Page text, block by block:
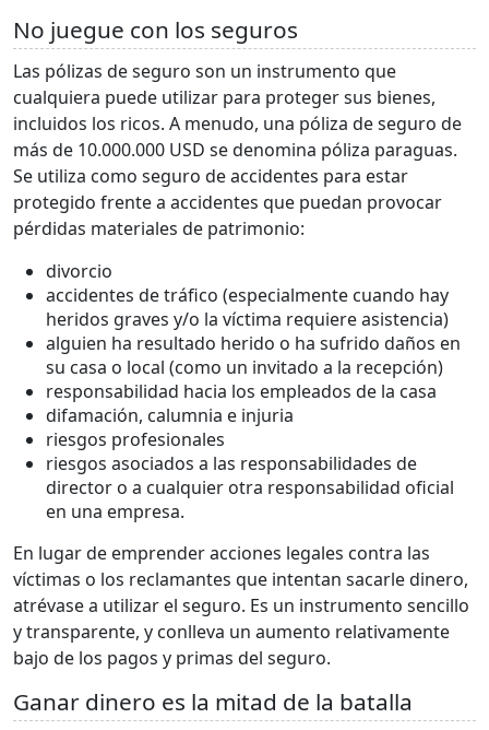
No juegue con los seguros
Las pólizas de seguro son un instrumento que
cualquiera puede utilizar para proteger sus bienes,
incluidos los ricos. A menudo, una póliza de seguro de
más de 10.000.000 USD se denomina póliza paraguas.
Se utiliza como seguro de accidentes para estar
protegido frente a accidentes que puedan provocar
pérdidas materiales de patrimonio:
divorcio
accidentes de tráfico (especialmente cuando hay
heridos graves y/o la víctima requiere asistencia)
alguien ha resultado herido o ha sufrido daños en
su casa o local (como un invitado a la recepción)
responsabilidad hacia los empleados de la casa
difamación, calumnia e injuria
riesgos profesionales
riesgos asociados a las responsabilidades de
director o a cualquier otra responsabilidad oficial
en una empresa.
En lugar de emprender acciones legales contra las
víctimas o los reclamantes que intentan sacarle dinero,
atrévase a utilizar el seguro. Es un instrumento sencillo
y transparente, y conlleva un aumento relativamente
bajo de los pagos y primas del seguro.
Ganar dinero es la mitad de la batalla